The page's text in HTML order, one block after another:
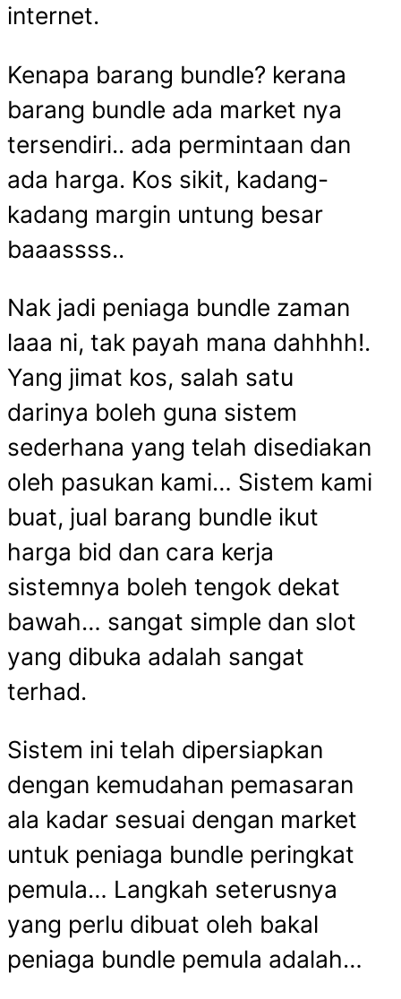
internet.
Kenapa barang bundle? kerana
barang bundle ada market nya
tersendiri.. ada permintaan dan
ada harga. Kos sikit, kadang-
kadang margin untung besar
baaassss..
Nak jadi peniaga bundle zaman
laaa ni, tak payah mana dahhhh!.
Yang jimat kos, salah satu
darinya boleh guna sistem
sederhana yang telah disediakan
oleh pasukan kami… Sistem kami
buat, jual barang bundle ikut
harga bid dan cara kerja
sistemnya boleh tengok dekat
bawah… sangat simple dan slot
yang dibuka adalah sangat
terhad.
Sistem ini telah dipersiapkan
dengan kemudahan pemasaran
ala kadar sesuai dengan market
untuk peniaga bundle peringkat
pemula… Langkah seterusnya
yang perlu dibuat oleh bakal
peniaga bundle pemula adalah…